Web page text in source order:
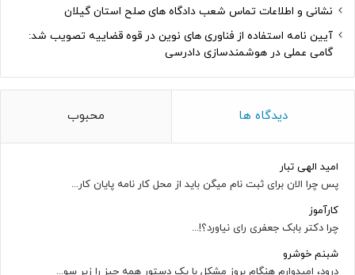
نشانی و اطلاعات تماس شعب دادگاه های صلح استان گیلان
آیین نامه استفاده از فناوری های نوین در قوه قضاییه تصویب شد:
گامی عملی در هوشمندسازی دادرسی
دیدگاه ها محبوب
امید الهی تبار
پس چرا الان برای ثبت نام میگن باید از محل کار نامه پایان کار...
کارآموز
چرا دکتر بابک جعفری رای نیاورد؟!...
شبنم خوشرو
درود، امیدوارم هنگام بروز مشکل با یک دستور همه چیز را زیر سو...